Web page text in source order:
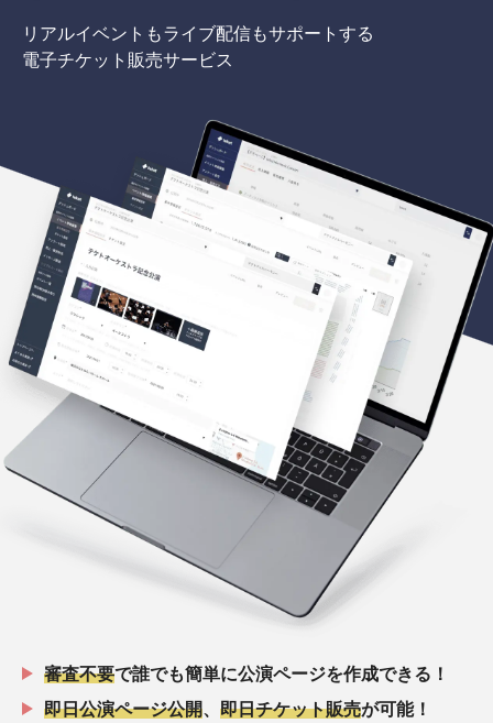
リアルイベントもライブ配信もサポートする
電子チケット販売サービス
審査不要で誰でも簡単に公演ページを作成できる！
即日公演ページ公開
即日チケット販売が可能！